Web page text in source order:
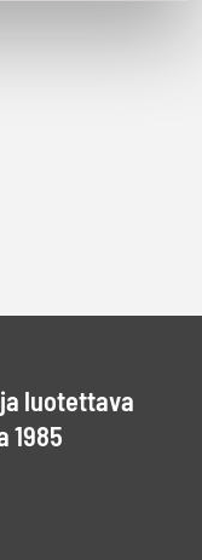
luotettava
1985